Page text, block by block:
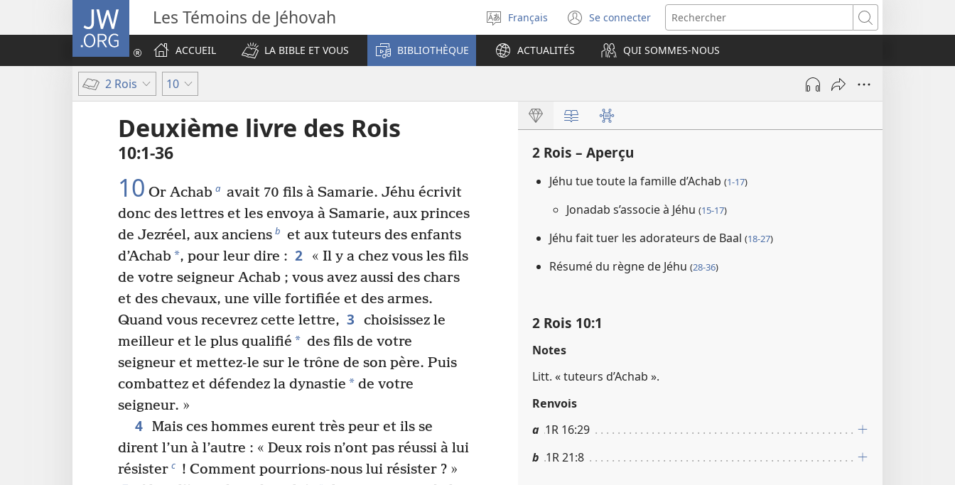
JW.ORG Les Témoins de Jéhovah
Sélectionner
la
langue
Français Se connecter
(ouvre
une
nouvelle
fenêtre)
Rechercher
ACCUEIL
LA BIBLE ET VOUS BIBLIOTHÈQUE ACTUALITÉS QUI SOMMES-NOUS
2 Rois 10
Deuxième livre des Rois
10​:​1-36
10 Or Achab a avait 70 fils à Samarie. Jéhu écrivit
donc des lettres et les envoya à Samarie, aux princes
de Jezréel, aux anciens b et aux tuteurs des enfants
d’Achab *, pour leur dire : 2
« Il y a chez vous les fils
de votre seigneur Achab ; vous avez aussi des chars
et des chevaux, une ville fortifiée et des armes.
Quand vous recevrez cette lettre, 3
choisissez le
meilleur et le plus qualifié * des fils de votre
seigneur et mettez-le sur le trône de son père. Puis
combattez et défendez la dynastie * de votre
seigneur. »
4 Mais ces hommes eurent très peur et ils se
dirent l’un à l’autre : « Deux rois n’ont pas réussi à lui
résister c ! Comment pourrions-nous lui résister ? »
2 Rois – Aperçu
Jéhu tue toute la famille d’Achab (1-17)
Jonadab s’associe à Jéhu (15-17)
Jéhu fait tuer les adorateurs de Baal (18-27)
Résumé du règne de Jéhu (28-36)
2 Rois 10​:​1
Notes
Litt. « tuteurs d’Achab ».
Renvois
a 1R 16​:​29
b 1R 21​:​8